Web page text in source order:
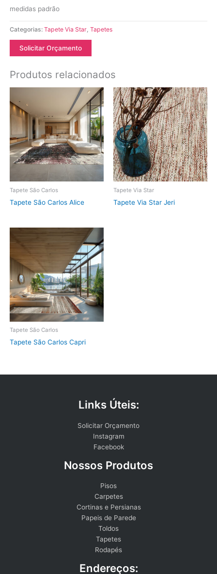
medidas padrão
Categorias: Tapete Via Star, Tapetes
Solicitar Orçamento
Produtos relacionados
Tapete São Carlos
Tapete São Carlos Alice
Tapete Via Star
Tapete Via Star Jeri
Tapete São Carlos
Tapete São Carlos Capri
Links Úteis:
Solicitar Orçamento
Instagram
Facebook
Nossos Produtos
Pisos
Carpetes
Cortinas e Persianas
Papeis de Parede
Toldos
Tapetes
Rodapés
Endereços: